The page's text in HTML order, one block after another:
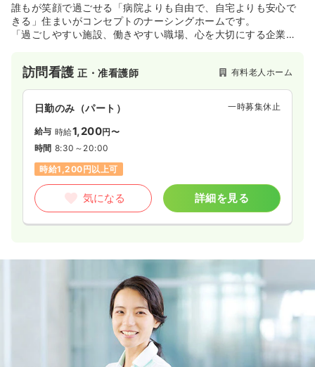
誰もが笑顔で過ごせる「病院よりも自由で、自宅よりも安心で
きる」住まいがコンセプトのナーシングホームです。
「過ごしやすい施設、働きやすい職場、心を大切にする企業」
訪問看護正・准看護師 有料老人ホーム
日勤のみ（パート） 一時募集休止
給与 時給1,200円〜
時間 8:30～20:00
時給1,200円以上可
気になる 詳細を見る